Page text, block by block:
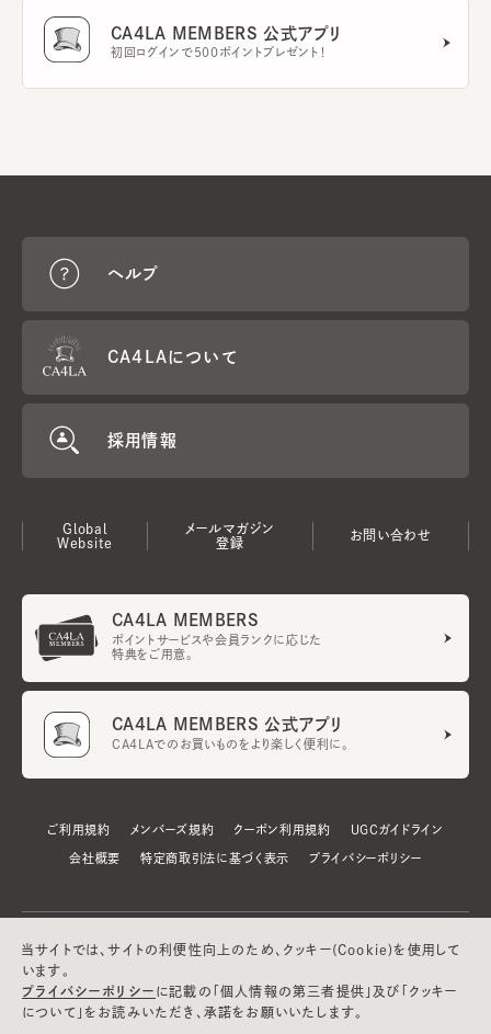
CA4LA MEMBERS 公式アプリ
初回ログインで500ポイントプレゼント！
ヘルプ
CA4LAについて
採用情報
Global
Website
メールマガジン
登録
お問い合わせ
CA4LA MEMBERS
ポイントサービスや会員ランクに応じた
特典をご用意。
CA4LA MEMBERS 公式アプリ
CA4LAでのお買いものをより楽しく便利に。
ご利用規約 メンバーズ規約 クーポン利用規約 UGCガイドライン
会社概要 特定商取引法に基づく表示 プライバシーポリシー
当サイトでは、サイトの利便性向上のため、クッキー(Cookie)を使用して
います。
プライバシーポリシー に記載の「個人情報の第三者提供」及び「クッキー
について」をお読みいただき、承諾をお願いいたします。